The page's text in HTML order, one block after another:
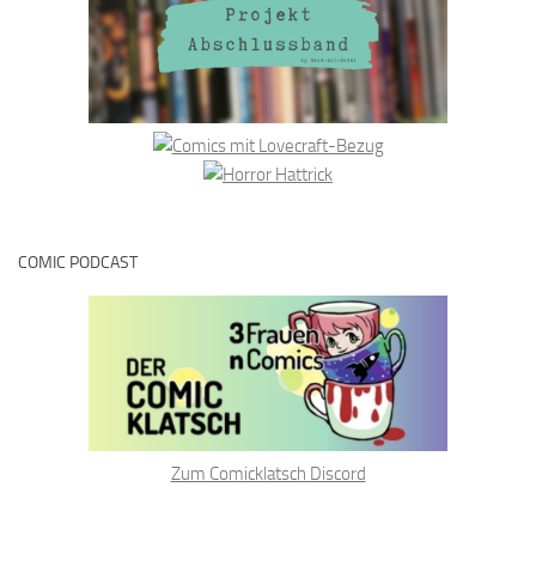
COMIC PODCAST
Zum Comicklatsch Discord